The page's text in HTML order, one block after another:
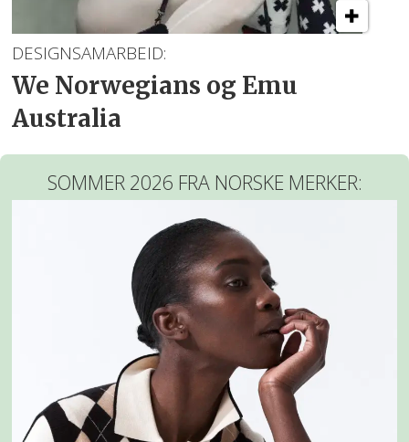
DESIGNSAMARBEID:
We Norwegians og Emu
Australia
SOMMER 2026 FRA NORSKE MERKER: